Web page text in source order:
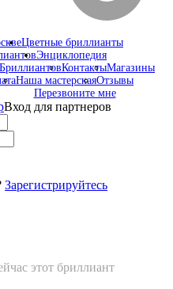
Цветные бриллианты
Энциклопедия
КонтактыМагазины
Наша мастерскаяОтзывы
Перезвоните мне
Вход для партнеров
Зарегистрируйтесь
этот бриллиант